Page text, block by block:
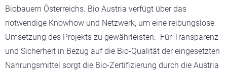
Biobauern Österreichs. Bio Austria verfügt über das
notwendige Knowhow und Netzwerk, um eine reibungslose
Umsetzung des Projekts zu gewährleisten. Für Transparenz
und Sicherheit in Bezug auf die Bio-Qualität der eingesetzten
Nahrungsmittel sorgt die Bio-Zertifizierung durch die Austria